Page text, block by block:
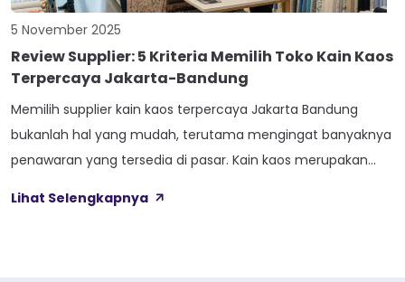
5 November 2025
Review Supplier: 5 Kriteria Memilih Toko Kain Kaos
Terpercaya Jakarta-Bandung
Memilih supplier kain kaos terpercaya Jakarta Bandung
bukanlah hal yang mudah, terutama mengingat banyaknya
penawaran yang tersedia di pasar. Kain kaos merupakan
fleksibilitasnya, cocok untuk berbagai industri fashion, start-
Lihat Selengkapnya